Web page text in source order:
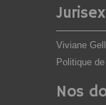
Viviane
Politique
Nos